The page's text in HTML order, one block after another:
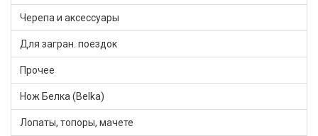
Черепа и аксессуары
Для загран. поездок
Прочее
Нож Белка (Belka)
Лопаты, топоры, мачете